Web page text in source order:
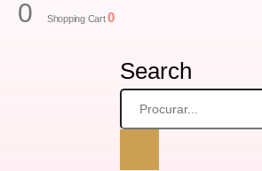
0 Shopping Cart0
Search